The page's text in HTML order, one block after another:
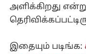
அளிக்கிறது
இதையும் படிங்க: